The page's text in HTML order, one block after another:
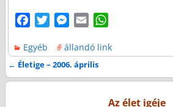
c
e
b
t
t
M
s
s
e
a
i
l
a
s
Egyéb állandó link
Bejegyzés navigáció
← Életige – 2006. április
Az élet igéje